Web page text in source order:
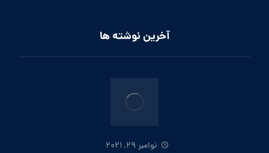
آخرین نوشته ها
نوامبر 29, 2021